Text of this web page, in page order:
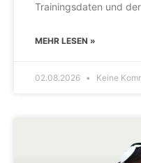
Trainingsdaten und der
MEHR LESEN »
02.08.2026 Keine